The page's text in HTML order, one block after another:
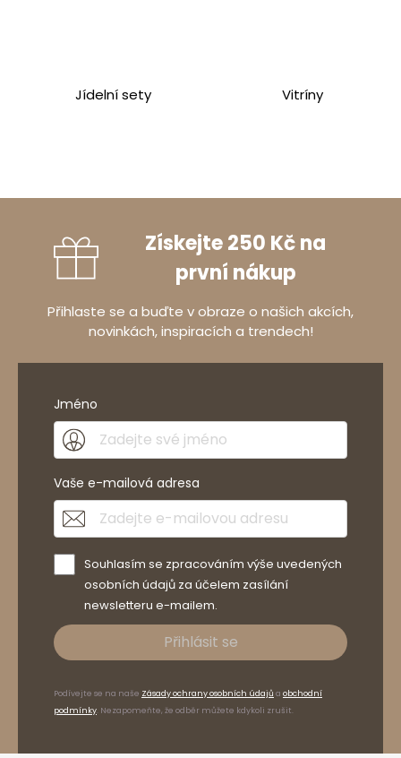
Jídelní sety Vitríny
Získejte 250 Kč na
první nákup
Přihlaste se a buďte v obraze o našich akcích,
novinkách, inspiracích a trendech!
Jméno
Vaše e-mailová adresa
Souhlasím se zpracováním výše uvedených
osobních údajů za účelem zasílání
newsletteru e-mailem.
Přihlásit se
Podívejte se na naše Zásady ochrany osobních údajů a obchodní
podmínky. Nezapomeňte, že odběr můžete kdykoli zrušit.